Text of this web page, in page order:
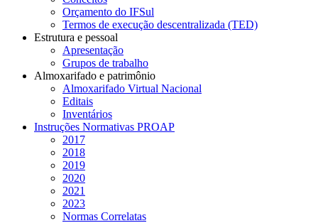
Orçamento do IFSul
Termos de execução descentralizada (TED)
Estrutura e pessoal
Apresentação
Grupos de trabalho
Almoxarifado e patrimônio
Almoxarifado Virtual Nacional
Editais
Inventários
Instruções Normativas PROAP
2017
2018
2019
2020
2021
2023
Normas Correlatas